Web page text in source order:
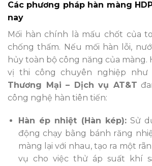
Các phương pháp hàn màng
nay
Mối hàn chính là mấu chốt của
chống thấm. Nếu mối hàn lỗi,
hủy toàn bộ công năng của màng.
vị thi công chuyên nghiệp như
Thương Mại – Dịch vụ AT&T
công nghệ hàn tiên tiến:
Hàn ép nhiệt (Hàn kép):Sử
động chạy bằng bánh răng
màng lại với nhau, tạo ra một
vụ cho việc thử áp suất khí